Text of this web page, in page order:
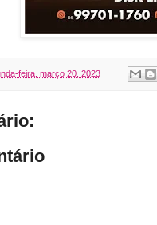
feira, março 20, 2023